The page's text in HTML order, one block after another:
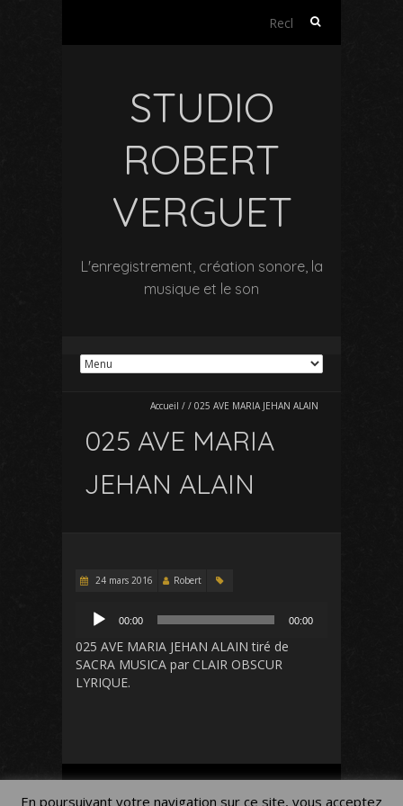
Rechercher :
STUDIO
ROBERT
VERGUET
L'enregistrement, création sonore, la
musique et le son
Accueil / / 025 AVE MARIA JEHAN ALAIN
025 AVE MARIA
JEHAN ALAIN
24 mars 2016 Robert
Lecteur
audio
00:00 00:00
025 AVE MARIA JEHAN ALAIN tiré de
SACRA MUSICA par CLAIR OBSCUR
LYRIQUE.
En poursuivant votre navigation sur ce site, vous acceptez